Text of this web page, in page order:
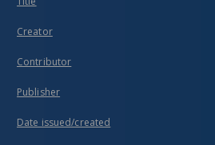
Creator
Contributor
Publisher
Date issued/created